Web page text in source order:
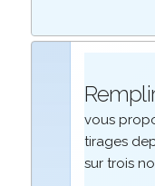
vous
tirages
sur trois